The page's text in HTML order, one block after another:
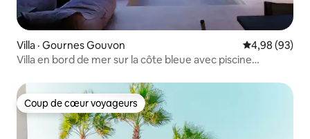
Villa · Gournes Gouvon Note
4,98 (93)
Villa en bord de mer sur la côte bleue avec piscine
Coup de cœur voyageurs
Coup de cœur voyageurs